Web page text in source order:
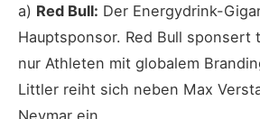
a) Red Bull: Der Energydrink-
Hauptsponsor. Red Bull sponsert
nur Athleten mit globalem
Littler reiht sich neben Max
Neymar ein.